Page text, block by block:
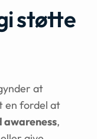
støtte
at
en fordel at
awareness,